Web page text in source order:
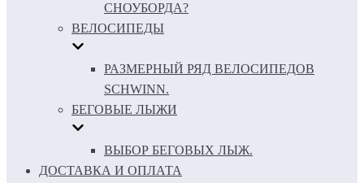
СНОУБОРДА?
ВЕЛОСИПЕДЫ
РАЗМЕРНЫЙ РЯД ВЕЛОСИПЕДОВ
SCHWINN.
БЕГОВЫЕ ЛЫЖИ
ВЫБОР БЕГОВЫХ ЛЫЖ.
ДОСТАВКА И ОПЛАТА